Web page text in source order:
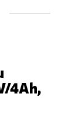
4Ah,